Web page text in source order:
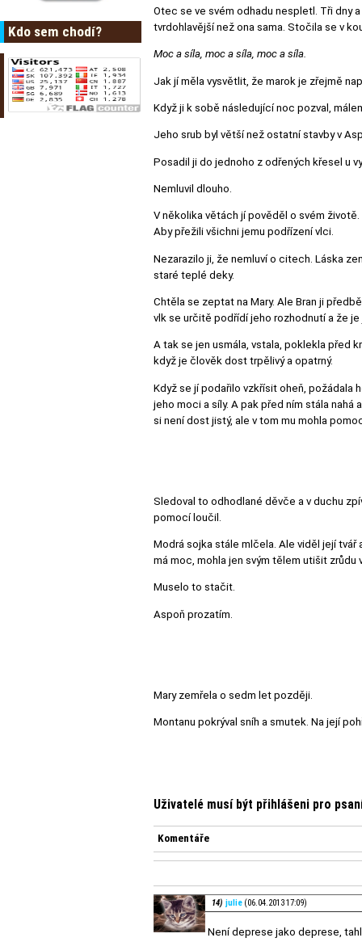
Kdo sem chodí?
Otec se ve svém odhadu nespletl. Tři dny
tvrdohlavější než ona sama. Stočila se v
Moc a síla, moc a síla, moc a síla.
Jak jí měla vysvětlit, že marok je zřejmě
Když ji k sobě následující noc pozval,
Jeho srub byl větší než ostatní stavby v
Posadil ji do jednoho z odřených křesel u
Nemluvil dlouho.
V několika větách jí pověděl o svém
Aby přežili všichni jemu podřízení vlci.
Nezarazilo ji, že nemluví o citech. Láska
staré teplé deky.
Chtěla se zeptat na Mary. Ale Bran ji
vlk se určitě podřídí jeho rozhodnutí a že
A tak se jen usmála, vstala, poklekla před
když je člověk dost trpělivý a opatrný.
Když se jí podařilo vzkřísit oheň, požádala
jeho moci a síly. A pak před ním stála nahá
si není dost jistý, ale v tom mu mohla
Sledoval to odhodlané děvče a v duchu
pomocí loučil.
Modrá sojka stále mlčela. Ale viděl její tvář
má moc, mohla jen svým tělem utišit zrůdu
Muselo to stačit.
Aspoň prozatím.
Mary zemřela o sedm let později.
Montanu pokrýval sníh a smutek. Na její
Uživatelé musí být přihlášeni pro
Komentáře
14) julie (06.04.2013 17:09)
Není deprese jako deprese,